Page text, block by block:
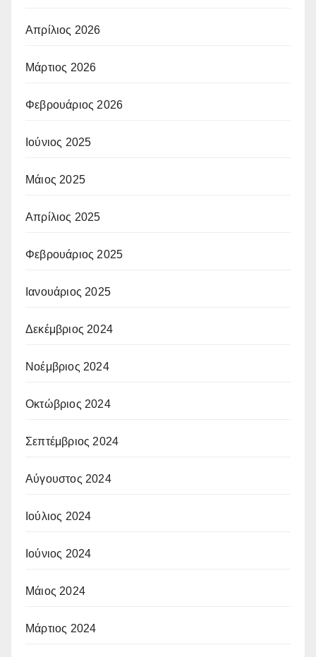
Απρίλιος 2026
Μάρτιος 2026
Φεβρουάριος 2026
Ιούνιος 2025
Μάιος 2025
Απρίλιος 2025
Φεβρουάριος 2025
Ιανουάριος 2025
Δεκέμβριος 2024
Νοέμβριος 2024
Οκτώβριος 2024
Σεπτέμβριος 2024
Αύγουστος 2024
Ιούλιος 2024
Ιούνιος 2024
Μάιος 2024
Μάρτιος 2024